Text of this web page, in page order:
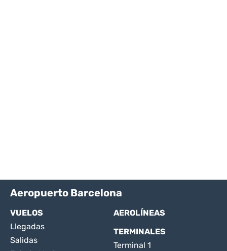
Aeropuerto Barcelona
VUELOS
Llegadas
Salidas
AEROLÍNEAS
TERMINALES
Terminal 1